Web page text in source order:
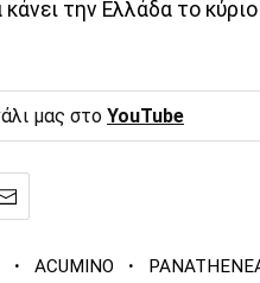
την Ελλάδα το
μας στο YouTube
· ACUMINO ·